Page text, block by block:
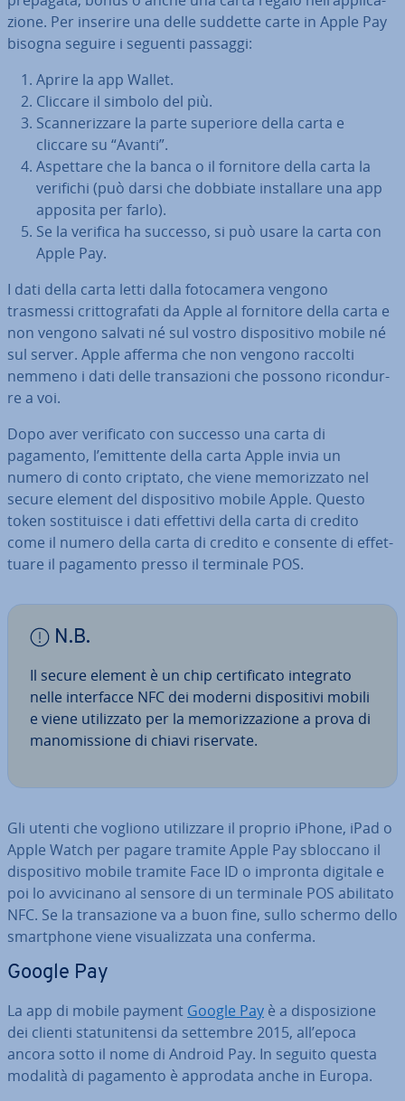
zio­ne. Per inserire una delle suddette carte in Apple Pay
bisogna seguire i seguenti passaggi:
Aprire la app Wallet.
Cliccare il simbolo del più.
Scan­ne­riz­za­re la parte superiore della carta e
cliccare su “Avanti”.
Aspettare che la banca o il fornitore della carta la
verifichi (può darsi che dobbiate in­stal­la­re una app
apposita per farlo).
Se la verifica ha successo, si può usare la carta con
Apple Pay.
I dati della carta letti dalla fo­to­ca­me­ra vengono
trasmessi crit­to­gra­fa­ti da Apple al fornitore della carta e
non vengono salvati né sul vostro di­spo­si­ti­vo mobile né
sul server. Apple afferma che non vengono raccolti
nemmeno i dati delle tran­sa­zio­ni che possono ri­con­dur­
re a voi.
Dopo aver ve­ri­fi­ca­to con successo una carta di
pagamento, l’emittente della carta Apple invia un
numero di conto criptato, che viene me­mo­riz­za­to nel
secure element del di­spo­si­ti­vo mobile Apple. Questo
token so­sti­tui­sce i dati effettivi della carta di credito
come il numero della carta di credito e consente di ef­fet­
tua­re il pagamento presso il terminale POS.
N.B.
Il secure element è un chip cer­ti­fi­ca­to integrato
nelle in­ter­fac­ce NFC dei moderni di­spo­si­ti­vi mobili
e viene uti­liz­za­to per la me­mo­riz­za­zio­ne a prova di
ma­no­mis­sio­ne di chiavi riservate.
Gli utenti che vogliono uti­liz­za­re il proprio iPhone, iPad o
Apple Watch per pagare tramite Apple Pay sbloccano il
di­spo­si­ti­vo mobile tramite Face ID o impronta digitale e
poi lo av­vi­ci­na­no al sensore di un terminale POS abilitato
NFC. Se la tran­sa­zio­ne va a buon fine, sullo schermo dello
smart­pho­ne viene vi­sua­liz­za­ta una conferma.
Google Pay
La app di mobile payment Google Pay è a di­spo­si­zio­ne
dei clienti sta­tu­ni­ten­si da settembre 2015, all’epoca
ancora sotto il nome di Android Pay. In seguito questa
modalità di pagamento è approdata anche in Europa.